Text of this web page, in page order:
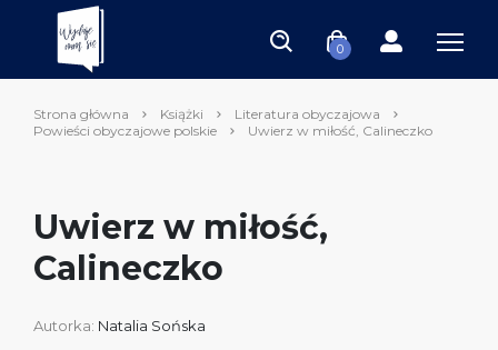
0
Strona główna Książki
Literatura obyczajowa
Powieści obyczajowe polskie
Uwierz w miłość, Calineczko
Uwierz w miłość,
Calineczko
Autorka: Natalia Sońska